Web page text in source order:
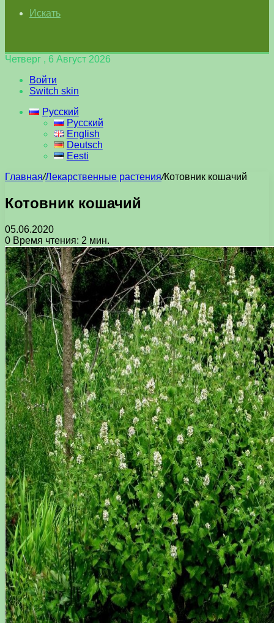
Искать
Четверг , 6 Август 2026
Войти
Switch skin
Русский
Русский
English
Deutsch
Eesti
Главная/Лекарственные растения/Котовник кошачий
Котовник кошачий
05.06.2020
0 Время чтения: 2 мин.